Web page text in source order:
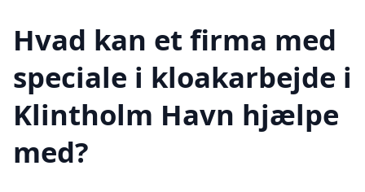
Hvad kan et firma med
speciale i kloakarbejde i
Klintholm Havn hjælpe
med?